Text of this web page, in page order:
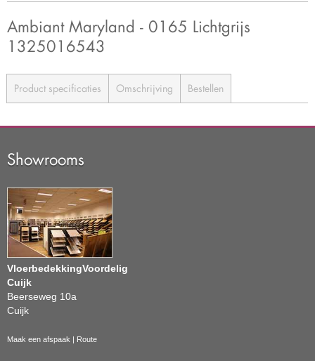
Ambiant Maryland - 0165 Lichtgrijs
1325016543
Product specificaties Omschrijving Bestellen
Showrooms
VloerbedekkingVoordelig
Cuijk
Beerseweg 10a
Cuijk
Maak een afspaak Route